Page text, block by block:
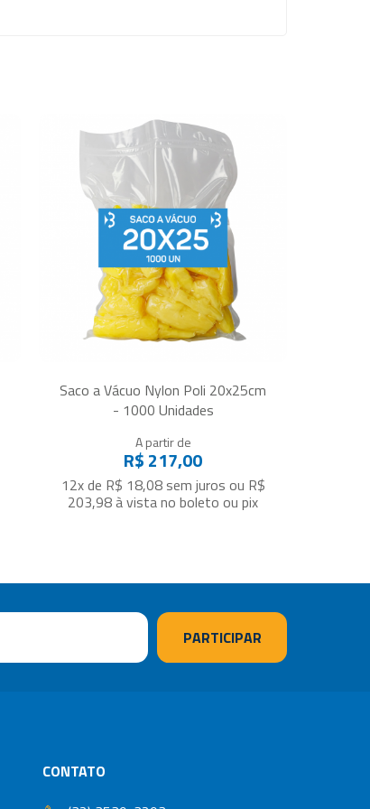
Saco a Vácuo Nylon Poli 20x25cm
- 1000 Unidades
A partir de
R$ 217,00
12x de R$ 18,08 sem juros ou R$
203,98à vista no boleto ou pix
CONTATO